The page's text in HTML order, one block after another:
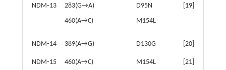
NDM⁃13
283(G→A)
460(A→C)
D95N
M154L
19]
NDM⁃14 389(A→G) D130G 20]
NDM⁃15
460(A→C)
M154L
21]